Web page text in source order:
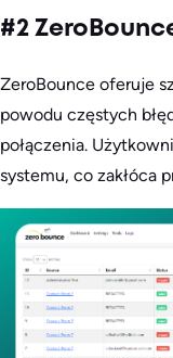
#2
ZeroBounce oferuje
powodu częstych
połączenia.
systemu, co zakłóca